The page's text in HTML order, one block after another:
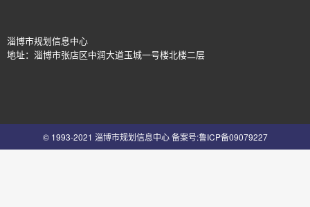
淄博市规划信息中心
地址：淄博市张店区中润大道玉城一号楼北楼二层
© 1993-2021 淄博市规划信息中心备案号:鲁ICP备09079227